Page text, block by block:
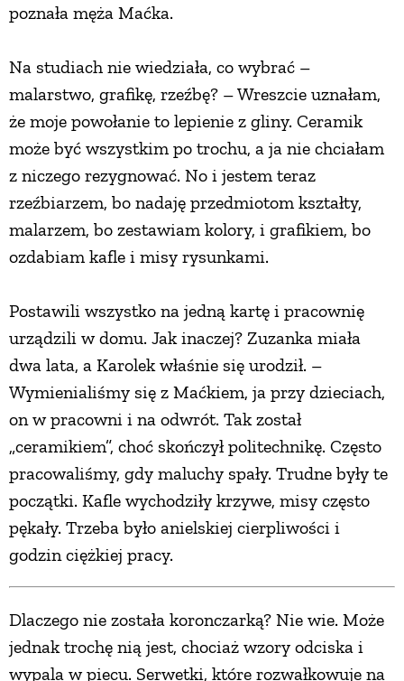
poznała męża Maćka.
Na studiach nie wiedziała, co wybrać –
malarstwo, grafikę, rzeźbę? – Wreszcie uznałam,
że moje powołanie to lepienie z gliny. Ceramik
może być wszystkim po trochu, a ja nie chciałam
z niczego rezygnować. No i jestem teraz
rzeźbiarzem, bo nadaję przedmiotom kształty,
malarzem, bo zestawiam kolory, i grafikiem, bo
ozdabiam kafle i misy rysunkami.
Postawili wszystko na jedną kartę i pracownię
urządzili w domu. Jak inaczej? Zuzanka miała
dwa lata, a Karolek właśnie się urodził. –
Wymienialiśmy się z Maćkiem, ja przy dzieciach,
on w pracowni i na odwrót. Tak został
„ceramikiem”, choć skończył politechnikę. Często
pracowaliśmy, gdy maluchy spały. Trudne były te
początki. Kafle wychodziły krzywe, misy często
pękały. Trzeba było anielskiej cierpliwości i
godzin ciężkiej pracy.
Dlaczego nie została koronczarką? Nie wie. Może
jednak trochę nią jest, chociaż wzory odciska i
wypala w piecu. Serwetki, które rozwałkowuje na